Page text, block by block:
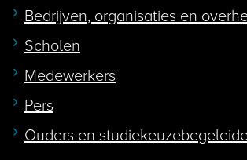
Bedrijven, organisaties en
Scholen
Medewerkers
Pers
Ouders en